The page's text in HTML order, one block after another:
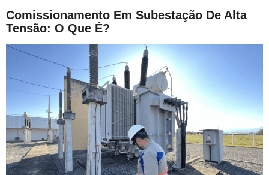
Comissionamento Em Subestação De Alta
Tensão: O Que É?